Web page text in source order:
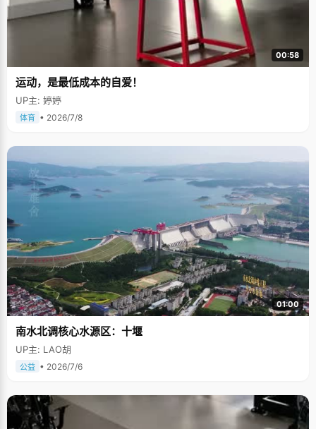
00:58
运动，是最低成本的自爱！
UP主: 婷婷
体育 • 2026/7/8
01:00
南水北调核心水源区：十堰
UP主: LAO胡
公益 • 2026/7/6